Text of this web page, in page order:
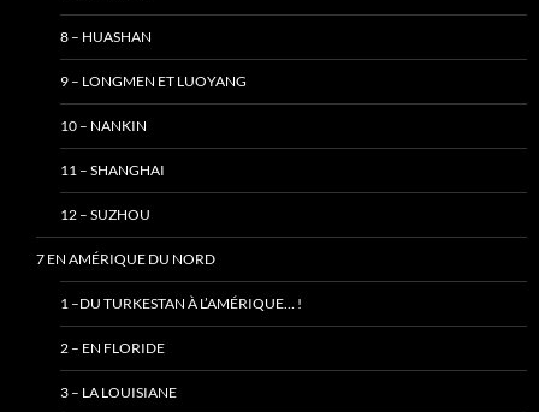
8 – HUASHAN
9 – LONGMEN ET LUOYANG
10 – NANKIN
11 – SHANGHAI
12 – SUZHOU
7 EN AMÉRIQUE DU NORD
1 –DU TURKESTAN À L’AMÉRIQUE… !
2 – EN FLORIDE
3 – LA LOUISIANE